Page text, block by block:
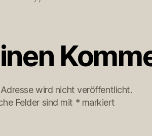
wird nicht veröffentlicht.
Felder sind mit * markiert